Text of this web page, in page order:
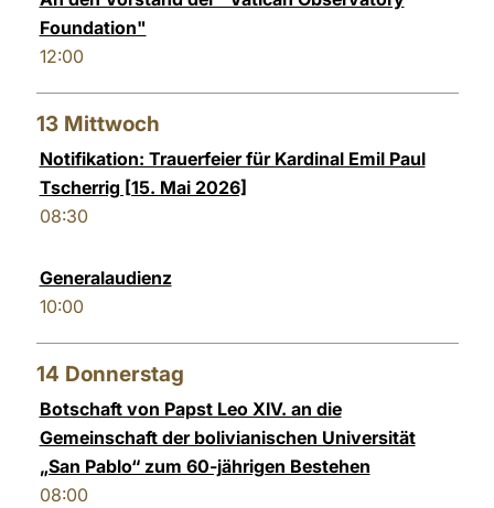
Foundation"
12:00
13 Mittwoch
Notifikation: Trauerfeier für Kardinal Emil Paul
Tscherrig [15. Mai 2026]
08:30
Generalaudienz
10:00
14 Donnerstag
Botschaft von Papst Leo XIV. an die
Gemeinschaft der bolivianischen Universität
„San Pablo“ zum 60-jährigen Bestehen
08:00